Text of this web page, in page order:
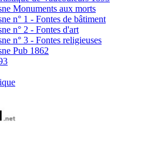
Monuments aux morts
n° 1 - Fontes de bâtiment
n° 2 - Fontes d'art
n° 3 - Fontes religieuses
Pub 1862